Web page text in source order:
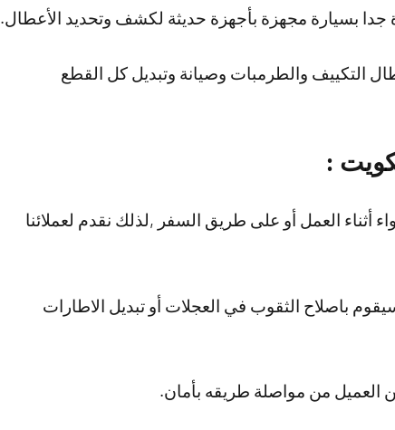
بسيارة مجهزة بأجهزة حديثة لكشف وتحديد الأعطال.
التكييف والطرمبات وصيانة وتبديل كل القطع
:
العمل أو على طريق السفر ,لذلك نقدم لعملائنا
باصلاح الثقوب في العجلات أو تبديل الاطارات
العميل من مواصلة طريقه بأمان.